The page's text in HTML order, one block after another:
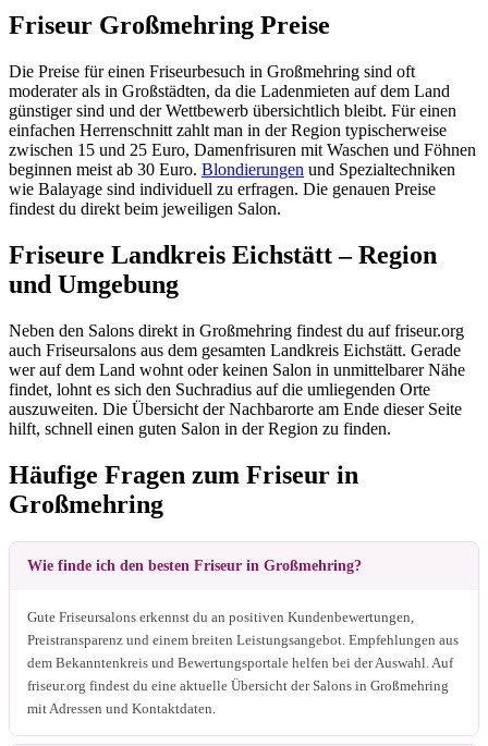
Friseur Großmehring Preise
Die Preise für einen Friseurbesuch in Großmehring sind oft
moderater als in Großstädten, da die Ladenmieten auf dem Land
günstiger sind und der Wettbewerb übersichtlich bleibt. Für einen
einfachen Herrenschnitt zahlt man in der Region typischerweise
zwischen 15 und 25 Euro, Damenfrisuren mit Waschen und Föhnen
beginnen meist ab 30 Euro. Blondierungen und Spezialtechniken
wie Balayage sind individuell zu erfragen. Die genauen Preise
findest du direkt beim jeweiligen Salon.
Friseure Landkreis Eichstätt – Region
und Umgebung
Neben den Salons direkt in Großmehring findest du auf friseur.org
auch Friseursalons aus dem gesamten Landkreis Eichstätt. Gerade
wer auf dem Land wohnt oder keinen Salon in unmittelbarer Nähe
findet, lohnt es sich den Suchradius auf die umliegenden Orte
auszuweiten. Die Übersicht der Nachbarorte am Ende dieser Seite
hilft, schnell einen guten Salon in der Region zu finden.
Häufige Fragen zum Friseur in
Großmehring
Wie finde ich den besten Friseur in Großmehring?
Gute Friseursalons erkennst du an positiven Kundenbewertungen,
Preistransparenz und einem breiten Leistungsangebot. Empfehlungen aus
dem Bekanntenkreis und Bewertungsportale helfen bei der Auswahl. Auf
friseur.org findest du eine aktuelle Übersicht der Salons in Großmehring
mit Adressen und Kontaktdaten.